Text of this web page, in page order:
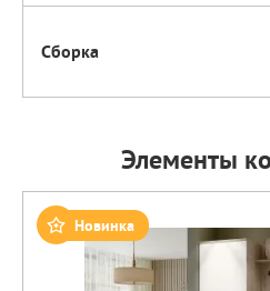
Сборка
Элементы
Новинка